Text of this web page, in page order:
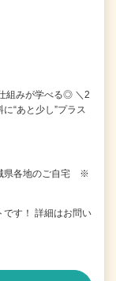
組みが学べる◎ ＼2
“あと少し”プラス
県各地のご自宅 ※
です！ 詳細はお問い